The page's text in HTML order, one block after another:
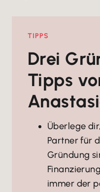
TIPPS
Drei
Tipps
Überlege
Partner für
Gründung
immer der